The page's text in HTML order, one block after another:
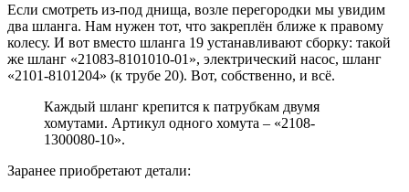
Если смотреть из-под днища, возле перегородки мы увидим
два шланга. Нам нужен тот, что закреплён ближе к правому
колесу. И вот вместо шланга 19 устанавливают сборку: такой
же шланг «21083-8101010-01», электрический насос, шланг
«2101-8101204» (к трубе 20). Вот, собственно, и всё.
Каждый шланг крепится к патрубкам двумя
хомутами. Артикул одного хомута – «2108-
1300080-10».
Заранее приобретают детали: